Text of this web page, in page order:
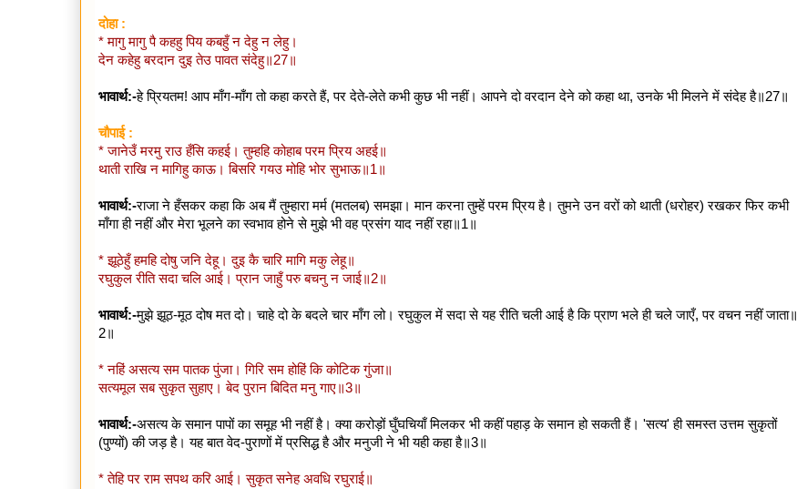
दोहा :
* मागु मागु पै कहहु पिय कबहुँ न देहु न लेहु।
देन कहेहु बरदान दुइ तेउ पावत संदेहु॥27॥
भावार्थ:-हे प्रियतम! आप माँग-माँग तो कहा करते हैं, पर देते-लेते कभी कुछ भी नहीं। आपने दो वरदान देने को कहा था, उनके भी मिलने में संदेह है॥27॥
चौपाई :
* जानेउँ मरमु राउ हँसि कहई। तुम्हहि कोहाब परम प्रिय अहई॥
थाती राखि न मागिहु काऊ। बिसरि गयउ मोहि भोर सुभाऊ॥1॥
भावार्थ:-राजा ने हँसकर कहा कि अब मैं तुम्हारा मर्म (मतलब) समझा। मान करना तुम्हें परम प्रिय है। तुमने उन वरों को थाती (धरोहर) रखकर फिर कभी
माँगा ही नहीं और मेरा भूलने का स्वभाव होने से मुझे भी वह प्रसंग याद नहीं रहा॥1॥
* झूठेहुँ हमहि दोषु जनि देहू। दुइ कै चारि मागि मकु लेहू॥
रघुकुल रीति सदा चलि आई। प्रान जाहुँ परु बचनु न जाई॥2॥
भावार्थ:-मुझे झूठ-मूठ दोष मत दो। चाहे दो के बदले चार माँग लो। रघुकुल में सदा से यह रीति चली आई है कि प्राण भले ही चले जाएँ, पर वचन नहीं जाता॥
2॥
* नहिं असत्य सम पातक पुंजा। गिरि सम होहिं कि कोटिक गुंजा॥
सत्यमूल सब सुकृत सुहाए। बेद पुरान बिदित मनु गाए॥3॥
भावार्थ:-असत्य के समान पापों का समूह भी नहीं है। क्या करोड़ों घुँघचियाँ मिलकर भी कहीं पहाड़ के समान हो सकती हैं। 'सत्य' ही समस्त उत्तम सुकृतों
(पुण्यों) की जड़ है। यह बात वेद-पुराणों में प्रसिद्ध है और मनुजी ने भी यही कहा है॥3॥
* तेहि पर राम सपथ करि आई। सुकृत सनेह अवधि रघुराई॥